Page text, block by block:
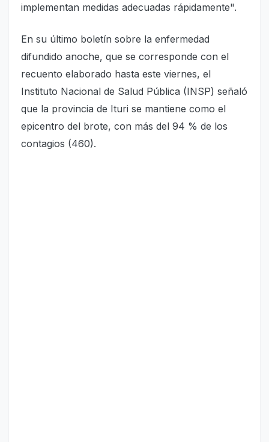
implementan medidas adecuadas rápidamente".
En su último boletín sobre la enfermedad
difundido anoche, que se corresponde con el
recuento elaborado hasta este viernes, el
Instituto Nacional de Salud Pública (INSP) señaló
que la provincia de Ituri se mantiene como el
epicentro del brote, con más del 94 % de los
contagios (460).